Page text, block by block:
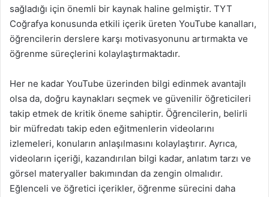
sağladığı için önemli bir kaynak haline gelmiştir. TYT
Coğrafya konusunda etkili içerik üreten YouTube kanalları,
öğrencilerin derslere karşı motivasyonunu artırmakta ve
öğrenme süreçlerini kolaylaştırmaktadır.
Her ne kadar YouTube üzerinden bilgi edinmek avantajlı
olsa da, doğru kaynakları seçmek ve güvenilir öğreticileri
takip etmek de kritik öneme sahiptir. Öğrencilerin, belirli
bir müfredatı takip eden eğitmenlerin videolarını
izlemeleri, konuların anlaşılmasını kolaylaştırır. Ayrıca,
videoların içeriği, kazandırılan bilgi kadar, anlatım tarzı ve
görsel materyaller bakımından da zengin olmalıdır.
Eğlenceli ve öğretici içerikler, öğrenme sürecini daha